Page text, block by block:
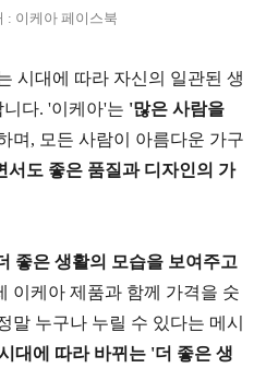
: 이케아 페이스북
시대에 따라 자신의 일관된 생
다. '이케아'는 '많은 사람을
며, 모든 사람이 아름다운 가구
서도 좋은 품질과 디자인의 가
좋은 생활의 모습을 보여주고
이케아 제품과 함께 가격을 숫
말 누구나 누릴 수 있다는 메시
대에 따라 바뀌는 '더 좋은 생